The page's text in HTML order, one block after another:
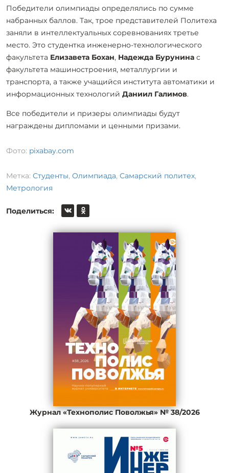
Победители олимпиады определялись по сумме
набранных баллов. Так, трое представителей Политеха
заняли в интеллектуальных соревнованиях третье
место. Это студентка инженерно-технологического
факультета Елизавета Бохан, Надежда Бурунина с
факультета машиностроения, металлургии и
транспорта, а также учащийся института автоматики и
информационных технологий Даниил Галимов.
Все победители и призеры олимпиады будут
награждены дипломами и ценными призами.
Фото: pixabay.com
Метка: Студенты, Олимпиада, Самарский политех,
Метрология
Поделиться:
Журнал «Технополис Поволжья» № 38/2026